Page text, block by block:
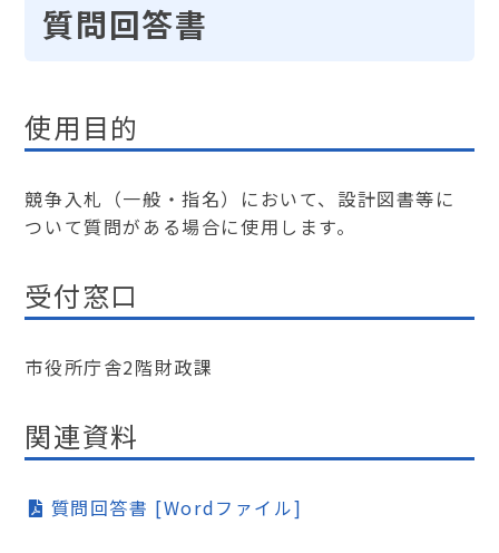
質問回答書
使用目的
競争入札（一般・指名）において、設計図書等に
ついて質問がある場合に使用します。
受付窓口
市役所庁舎2階財政課
関連資料
質問回答書 [Wordファイル]